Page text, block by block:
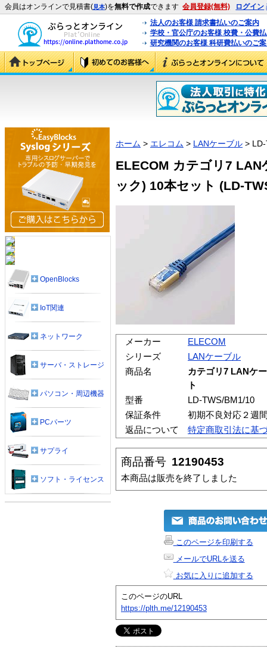
会員はオンラインで見積書(見本)を無料で作成できます 会員登録(無料) ログイン
法人のお客様 請求書払いのご案内
学校・官公庁のお客様 校費・公費
研究機関のお客様 科研費払いのご
ホーム > エレコム > LANケーブル >
ELECOM カテゴリ7
ック) 10本セット (LD-
メーカー
ELECOM
シリーズ
LANケーブル
商品名
カテゴリ7 LANケ
ト
型番
LD-TWS/BM1/10
保証条件
初期不良対応２週
返品について
特定商取引法に基
商品番号 12190453
本商品は販売を終了しました
このページを印刷する
メールでURLを送る
お気に入りに追加する
このページのURL
https://plth.me/12190453
OpenBlocks
IoT関連
ネットワーク
サーバ・ストレージ
パソコン・周辺機器
PCパーツ
サプライ
ソフト・ライセンス